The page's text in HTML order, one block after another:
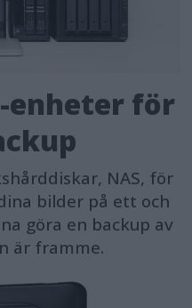
enheter för
NAS, för
bilder på ett och
göra en backup av
är framme.